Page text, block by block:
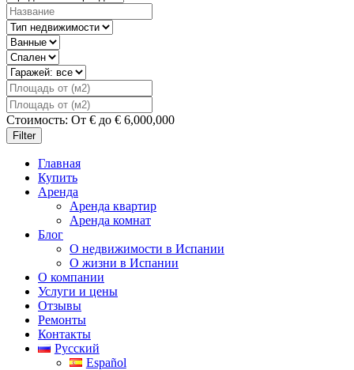
Стоимость: От € до € 6,000,000
Filter
Главная
Купить
Аренда
Аренда квартир
Аренда комнат
Блог
О недвижимости в Испании
О жизни в Испании
О компании
Услуги и цены
Отзывы
Ремонты
Контакты
Русский
Español